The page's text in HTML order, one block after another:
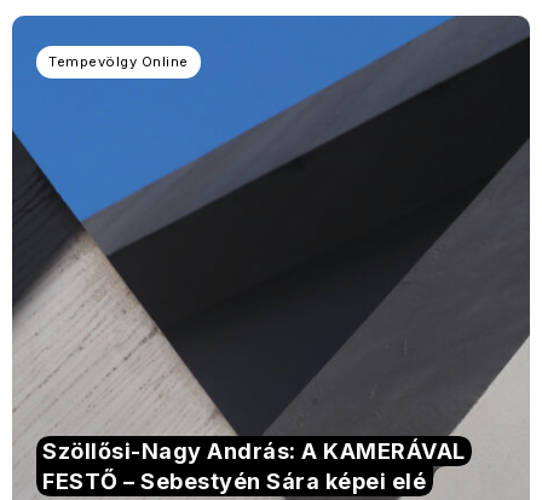
Tempevölgy Online
Szöllősi-Nagy András: A KAMERÁVAL
FESTŐ – Sebestyén Sára képei elé